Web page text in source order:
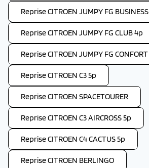
Reprise CITROEN JUMPY FG
Reprise CITROEN JUMPY FG CLUB 4p
Reprise CITROEN JUMPY FG
Reprise CITROEN C3 5p
Reprise CITROEN SPACETOURER
Reprise CITROEN C3 AIRCROSS 5p
Reprise CITROEN C4 CACTUS 5p
Reprise CITROEN BERLINGO